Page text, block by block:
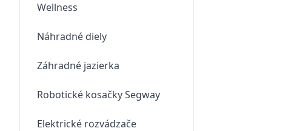
Wellness
Náhradné diely
Záhradné jazierka
Robotické kosačky Segway
Elektrické rozvádzače